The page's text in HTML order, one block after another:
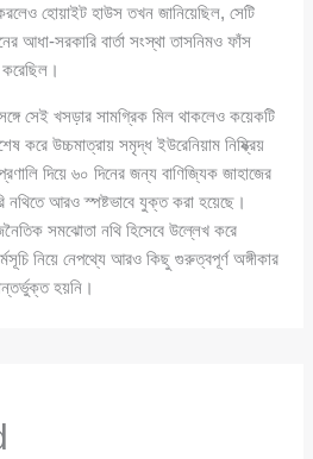
হোয়াইট হাউস তখন জানিয়েছিল, সেটি
আধা-সরকারি বার্তা সংস্থা তাসনিমও ফাঁস
সেই খসড়ার সামগ্রিক মিল থাকলেও কয়েকটি
করে উচ্চমাত্রায় সমৃদ্ধ ইউরেনিয়াম নিষ্ক্রিয়
দিয়ে ৬০ দিনের জন্য বাণিজ্যিক জাহাজের
নথিতে আরও স্পষ্টভাবে যুক্ত করা হয়েছে।
সমঝোতা নথি হিসেবে উল্লেখ করে
নিয়ে নেপথ্যে আরও কিছু গুরুত্বপূর্ণ অঙ্গীকার
হয়নি।